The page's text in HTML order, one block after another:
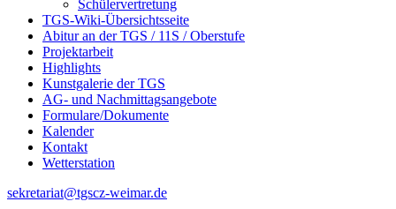
Schülervertretung
TGS-Wiki-Übersichtsseite
Abitur an der TGS / 11S / Oberstufe
Projektarbeit
Highlights
Kunstgalerie der TGS
AG- und Nachmittagsangebote
Formulare/Dokumente
Kalender
Kontakt
Wetterstation
sekretariat@tgscz-weimar.de